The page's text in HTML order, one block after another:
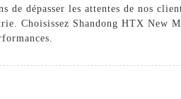
de dépasser les attentes de nos
Choisissez Shandong HTX New